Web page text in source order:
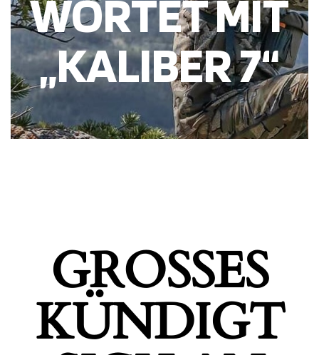
WORTET MIT
„KALIBER 7“
GROSSES K
ÜNDIGT S